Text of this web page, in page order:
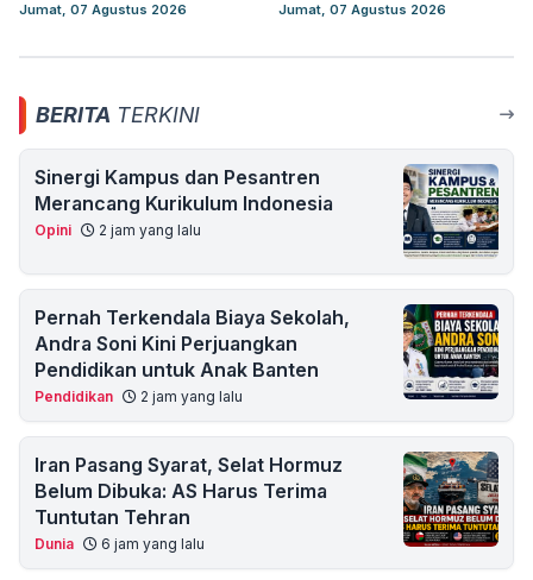
Jumat, 07 Agustus 2026 Jumat, 07 Agustus 2026
BERITA TERKINI
Sinergi Kampus dan Pesantren
Merancang Kurikulum Indonesia
Opini 2 jam yang lalu
Pernah Terkendala Biaya Sekolah,
Andra Soni Kini Perjuangkan
Pendidikan untuk Anak Banten
Pendidikan 2 jam yang lalu
Iran Pasang Syarat, Selat Hormuz
Belum Dibuka: AS Harus Terima
Tuntutan Tehran
Dunia 6 jam yang lalu